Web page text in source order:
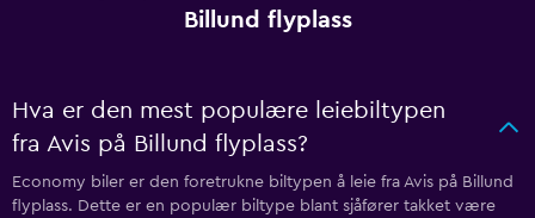
Billund flyplass
Hva er den mest populære leiebiltypen
fra Avis på Billund flyplass?
Economy biler er den foretrukne biltypen å leie fra Avis på Billund
flyplass. Dette er en populær biltype blant sjåfører takket være